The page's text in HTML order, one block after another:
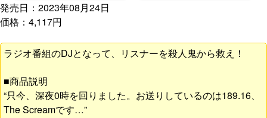
発売日：2023年08月24日
価格：4,117円
ラジオ番組のDJとなって、リスナーを殺人鬼から救え！
■商品説明
“只今、深夜0時を回りました。お送りしているのは189.16、
The Screamです…”